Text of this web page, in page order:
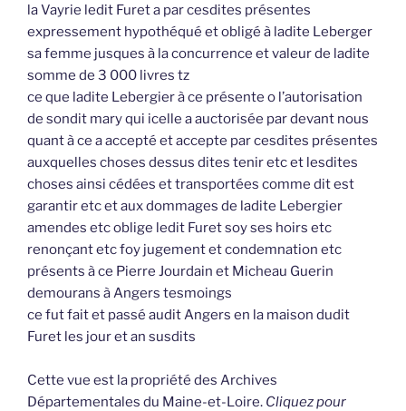
la Vayrie ledit Furet a par cesdites présentes
expressement hypothéqué et obligé à ladite Leberger
sa femme jusques à la concurrence et valeur de ladite
somme de 3 000 livres tz
ce que ladite Lebergier à ce présente o l’autorisation
de sondit mary qui icelle a auctorisée par devant nous
quant à ce a accepté et accepte par cesdites présentes
auxquelles choses dessus dites tenir etc et lesdites
choses ainsi cédées et transportées comme dit est
garantir etc et aux dommages de ladite Lebergier
amendes etc oblige ledit Furet soy ses hoirs etc
renonçant etc foy jugement et condemnation etc
présents à ce Pierre Jourdain et Micheau Guerin
demourans à Angers tesmoings
ce fut fait et passé audit Angers en la maison dudit
Furet les jour et an susdits
Cette vue est la propriété des Archives
Départementales du Maine-et-Loire. Cliquez pour